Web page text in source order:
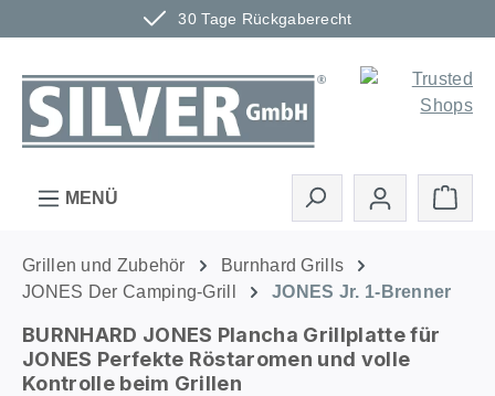
30 Tage Rückgaberecht
Zum Hauptinhalt springen
MENÜ
Grillen und Zubehör
Burnhard Grills
JONES Der Camping-Grill
JONES Jr. 1-Brenner
BURNHARD JONES Plancha Grillplatte für
JONES Perfekte Röstaromen und volle
Kontrolle beim Grillen